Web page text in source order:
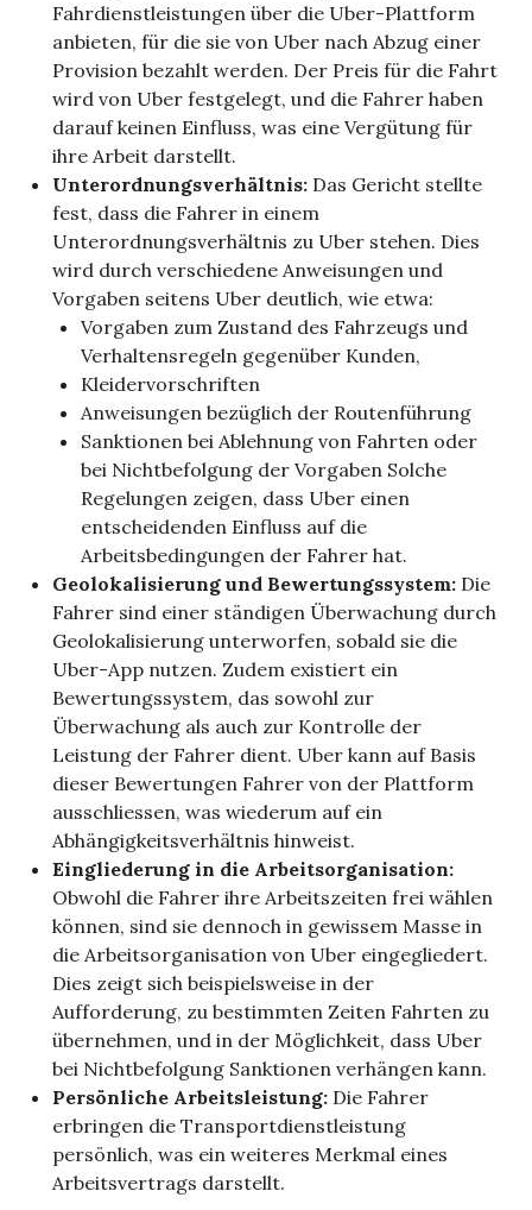
Fahrdienstleistungen über die Uber-Plattform
anbieten, für die sie von Uber nach Abzug einer
Provision bezahlt werden. Der Preis für die Fahrt
wird von Uber festgelegt, und die Fahrer haben
darauf keinen Einfluss, was eine Vergütung für
ihre Arbeit darstellt.
Unterordnungsverhältnis: Das Gericht stellte
fest, dass die Fahrer in einem
Unterordnungsverhältnis zu Uber stehen. Dies
wird durch verschiedene Anweisungen und
Vorgaben seitens Uber deutlich, wie etwa:
Vorgaben zum Zustand des Fahrzeugs und
Verhaltensregeln gegenüber Kunden,
Kleidervorschriften
Anweisungen bezüglich der Routenführung
Sanktionen bei Ablehnung von Fahrten oder
bei Nichtbefolgung der Vorgaben Solche
Regelungen zeigen, dass Uber einen
entscheidenden Einfluss auf die
Arbeitsbedingungen der Fahrer hat.
Geolokalisierung und Bewertungssystem: Die
Fahrer sind einer ständigen Überwachung durch
Geolokalisierung unterworfen, sobald sie die
Uber-App nutzen. Zudem existiert ein
Bewertungssystem, das sowohl zur
Überwachung als auch zur Kontrolle der
Leistung der Fahrer dient. Uber kann auf Basis
dieser Bewertungen Fahrer von der Plattform
ausschliessen, was wiederum auf ein
Abhängigkeitsverhältnis hinweist.
Eingliederung in die Arbeitsorganisation:
Obwohl die Fahrer ihre Arbeitszeiten frei wählen
können, sind sie dennoch in gewissem Masse in
die Arbeitsorganisation von Uber eingegliedert.
Dies zeigt sich beispielsweise in der
Aufforderung, zu bestimmten Zeiten Fahrten zu
übernehmen, und in der Möglichkeit, dass Uber
bei Nichtbefolgung Sanktionen verhängen kann.
Persönliche Arbeitsleistung: Die Fahrer
erbringen die Transportdienstleistung
persönlich, was ein weiteres Merkmal eines
Arbeitsvertrags darstellt.